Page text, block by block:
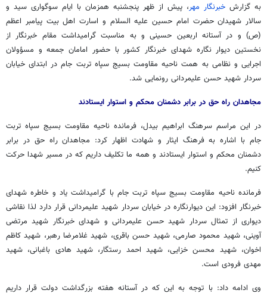
به گزارش خبرنگار مهر، پیش از ظهر پنجشنبه همزمان با ایام سوگواری سید و
سالار شهیدان حضرت امام حسین علیه السلام و اسارت اهل بیت پیامبر اعظم
(ص) و در آستانه اربعین حسینی و به مناسبت گرامیداشت مقام خبرنگار از
نخستین دیوار نگاره شهدای خبرنگار کشور با حضور امامان جمعه و مسؤولان
اجرایی و نظامی به همت ناحیه مقاومت بسیج سپاه تربت جام در ابتدای خیابان
سردار شهید حسن علیمردانی رونمایی شد.
مجاهدان راه حق در برابر دشمنان محکم و استوار ایستادند
در این مراسم سرهنگ ابراهیم بیدل، فرمانده ناحیه مقاومت بسیج سپاه تربت
جام با اشاره به فرهنگ ایثار و شهادت اظهار کرد: مجاهدان راه حق در برابر
دشمنان محکم و استوار ایستادند و همه ما تکلیف داریم که در مسیر شهدا حرکت
کنیم.
فرمانده ناحیه مقاومت بسیج سپاه تربت جام با گرامیداشت یاد و خاطره شهدای
خبرنگار افزود: این دیوارنگاره در خیابان سردار شهید علیمردانی قرار دارد لذا نقاشی
دیواری از تمثال سردار شهید حسن علیمردانی و شهدای خبرنگار شهید مرتضی
آوینی، شهید محمود صارمی، شهید حسن باقری، شهید غلامرضا رهبر، شهید کاظم
اخوان، شهید محسن خزایی، شهید احمد رستگار، شهید هادی باغبانی، شهید
مهدی فرودی است.
وی ادامه داد: با توجه به این که در آستانه هفته بزرگداشت دولت قرار داریم